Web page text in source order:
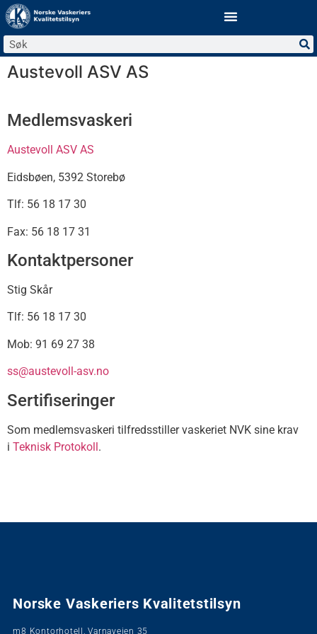
Austevoll ASV AS
Medlemsvaskeri
Austevoll ASV AS
Eidsbøen, 5392 Storebø
Tlf: 56 18 17 30
Fax: 56 18 17 31
Kontaktpersoner
Stig Skår
Tlf: 56 18 17 30
Mob: 91 69 27 38
ss@austevoll-asv.no
Sertifiseringer
Som medlemsvaskeri tilfredsstiller vaskeriet NVK sine krav
i Teknisk Protokoll.
Norske Vaskeriers Kvalitetstilsyn
m8 Kontorhotell, Varnaveien 35